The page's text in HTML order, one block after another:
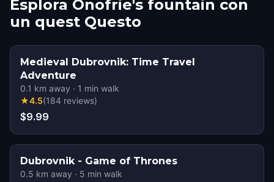
Esplora Onofrie's fountain con
un quest Questo
Medieval Dubrovnik: Time Travel
Adventure
0.1 km away · 1 min walk
★4.5(184 reviews)
$9.99
Dubrovnik - Game of Thrones
0.5 km away · 5 min walk